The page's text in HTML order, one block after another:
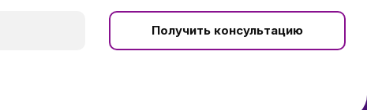
Получить консультацию